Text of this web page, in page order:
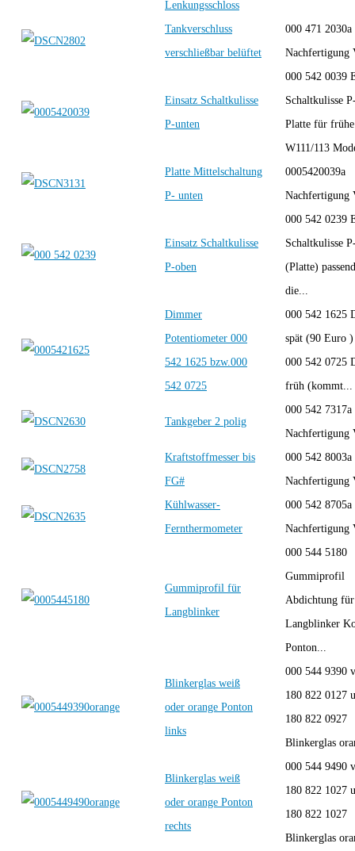
Lenkungsschloss
Tankverschluss
verschließbar belüftet
000 471 2030a
Einsatz Schaltkulisse
P-unten
000 542 0039
Schaltkulisse
Platte für frühe
W111/113
Platte Mittelschaltung
P- unten
0005420039a
Nachfertigung
Einsatz Schaltkulisse
P-oben
000 542 0239
Schaltkulisse
(Platte)
die...
Dimmer
Potentiometer 000
542 1625 bzw.000
542 0725
000 542 1625
spät (90 Euro
000 542 0725
früh (kommt...
Tankgeber 2 polig
000 542 7317a
Nachfertigung
Kraftstoffmesser bis
FG#
000 542 8003a
Kühlwasser-
Fernthermometer
000 542 8705a
Nachfertigung
Gummiprofil für
Langblinker
000 544 5180
Gummiprofil
Abdichtung
Langblinker
Ponton...
Blinkerglas weiß
oder orange Ponton
links
000 544 9390
180 822 0127
180 822 0927
Blinkerglas
Blinkerglas weiß
oder orange Ponton
rechts
000 544 9490
180 822 1027
180 822 1027
Blinkerglas